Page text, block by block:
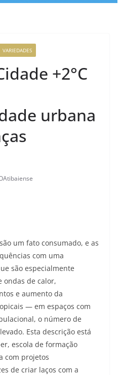
VARIEDADES
+2°C
urbana
um fato consumado, e as
com uma
são especialmente
ondas de calor,
e aumento da
— em espaços com
o número de
Esta descrição está
escola de formação
com projetos
de criar laços com a